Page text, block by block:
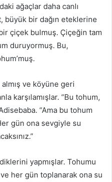
ağaçlar daha canlı
büyük bir dağın eteklerine
çiçek bulmuş. Çiçeğin tam
duruyormuş. Bu,
ve köyüne geri
karşılamışlar. “Bu tohum,
“Ama bu tohum
gün ona sevgiyle su
yapmışlar. Tohumu
her gün toplanarak ona su